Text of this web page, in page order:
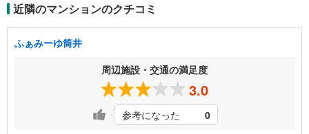
近隣のマンションのクチコミ
ふぁみーゆ筒井
周辺施設・交通の満足度
3.0
参考になった 0